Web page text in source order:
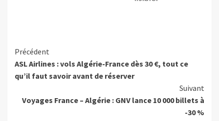
Précédent
ASL Airlines : vols Algérie-France dès 30 €, tout ce
qu’il faut savoir avant de réserver
Suivant
Voyages France – Algérie : GNV lance 10 000 billets à
-30 %